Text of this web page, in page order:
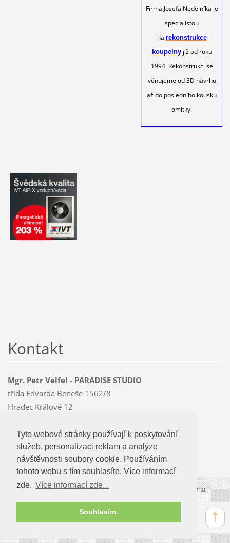
Tyto webové stránky používají k poskytování
služeb, personalizaci reklam a analýze
návštevnosti soubory cookie. Používáním
tohoto webu s tím souhlasíte.
Více informací zde...
Souhlasím.
Tyto webové stránky používají k poskytování
služeb, personalizaci reklam a analýze
návštěvnosti soubory cookie. Používáním
tohoto webu s tím souhlasíte. Více informací
zde. Více informací zde...
Souhlasím.
Firma Josefa Nedělníka je
specialistou
na rekonstrukce
koupelny již od roku
1994. Rekonstrukci se
věnujeme od 3D návrhu
až do posledního kousku
omítky.
Kontakt
Mgr. Petr Velfel - PARADISE STUDIO
třída Edvarda Beneše 1562/8
Hradec Králové 12
Mobil: 603 478 763
paradise@czMEDIA.eu
© 2009-2026 PARADISE STUDIO. Všechna práva vyhrazena.